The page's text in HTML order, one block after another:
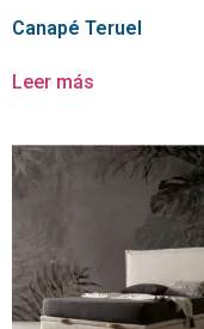
Canapé Teruel
Leer más